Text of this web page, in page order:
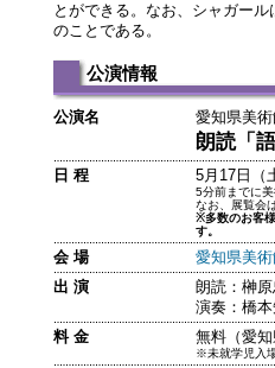
とができる。なお、シャガー
のことである。
公演情報
公演名 愛知県美
朗読「
日 程 5月17日（
5分前までに
なお、展覧会
※多数のお客
す。
会 場
愛知県美
出 演
朗読：榊原
演奏：橋本
料 金
無料（愛
※未就学児入